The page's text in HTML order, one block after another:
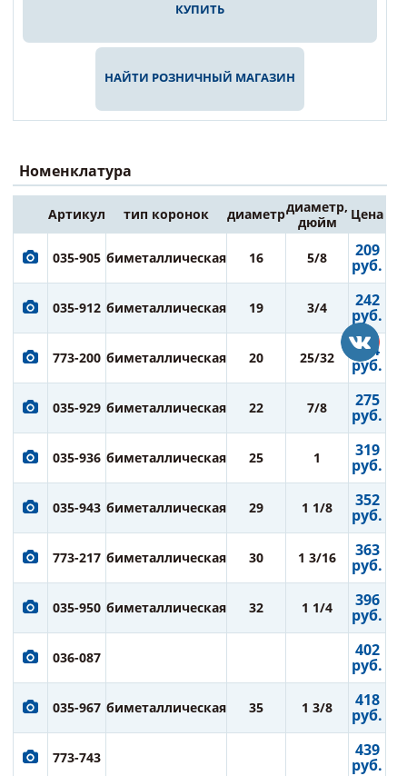
КУПИТЬ
НАЙТИ РОЗНИЧНЫЙ МАГАЗИН
Номенклатура
Артикул тип коронок диаметрдиаметр,
дюйм
Цена
035-905 биметаллическая 16 5/8 209
руб.
035-912 биметаллическая 19 3/4 242
руб.
773-200 биметаллическая 20 25/32 264
руб.
035-929 биметаллическая 22 7/8 275
руб.
035-936 биметаллическая 25 1 319
руб.
035-943 биметаллическая 29 1 1/8 352
руб.
773-217 биметаллическая 30 1 3/16 363
руб.
035-950 биметаллическая 32 1 1/4 396
руб.
036-087 402
руб.
035-967 биметаллическая 35 1 3/8 418
руб.
773-743 439
руб.